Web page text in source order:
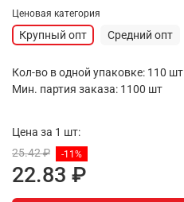
Ценовая категория
Крупный опт Средний опт
Кол-во в одной упаковке: 110 шт
Мин. партия заказа: 1100 шт
Цена за 1 шт:
25.42 ₽
22.83 ₽
-11%